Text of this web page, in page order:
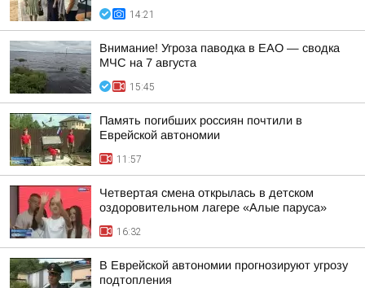
14:21
Внимание! Угроза паводка в ЕАО — сводка
МЧС на 7 августа
15:45
Память погибших россиян почтили в
Еврейской автономии
11:57
Четвертая смена открылась в детском
оздоровительном лагере «Алые паруса»
16:32
В Еврейской автономии прогнозируют угрозу
подтопления